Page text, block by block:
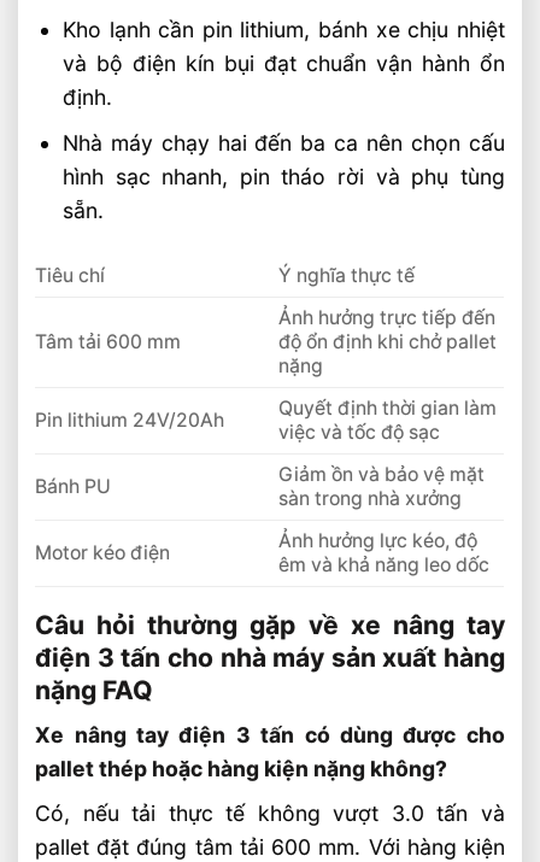
Kho lạnh cần pin lithium, bánh xe chịu nhiệt
và bộ điện kín bụi đạt chuẩn vận hành ổn
định.
Nhà máy chạy hai đến ba ca nên chọn cấu
hình sạc nhanh, pin tháo rời và phụ tùng
sẵn.
Tiêu chí Ý nghĩa thực tế
Tâm tải 600 mm
Ảnh hưởng trực tiếp đến
độ ổn định khi chở pallet
nặng
Pin lithium 24V/20Ah
Quyết định thời gian làm
việc và tốc độ sạc
Bánh PU
Giảm ồn và bảo vệ mặt
sàn trong nhà xưởng
Motor kéo điện
Ảnh hưởng lực kéo, độ
êm và khả năng leo dốc
Câu hỏi thường gặp về xe nâng tay
điện 3 tấn cho nhà máy sản xuất hàng
nặng FAQ
Xe nâng tay điện 3 tấn có dùng được cho
pallet thép hoặc hàng kiện nặng không?
Có, nếu tải thực tế không vượt 3.0 tấn và
pallet đặt đúng tâm tải 600 mm. Với hàng kiện